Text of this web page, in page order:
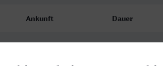
Ankunft Dauer